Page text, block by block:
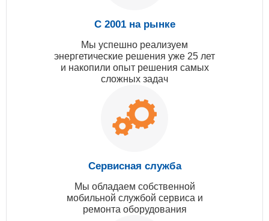
С 2001 на рынке
Мы успешно реализуем
энергетические решения уже 25 лет
и накопили опыт решения самых
сложных задач
Сервисная служба
Мы обладаем собственной
мобильной службой сервиса и
ремонта оборудования